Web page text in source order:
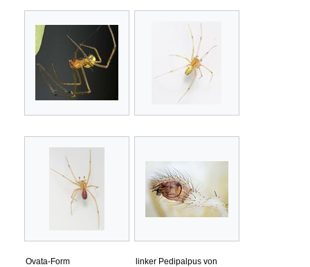
Ovata-Form
linker Pedipalpus von